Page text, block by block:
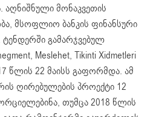
მონაკვეთის
მსოფლიო ბანკის ფინანსური
გამარჯვებულ
Meslehet, Tikinti Xidmetleri
წლის 22 მაისს გაფორმდა. ამ
ღირებულების პროექტი 12
თუმცა 2018 წლის